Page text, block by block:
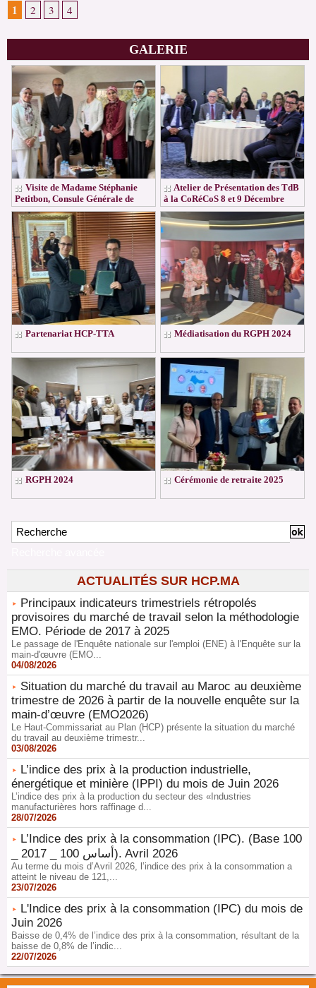
GALERIE
Visite de Madame Stéphanie
Petitbon, Consule Générale de
France à Tanger à la Direction
Régionale de TTA
Atelier de Présentation des TdB
à la CoRéCoS 8 et 9 Décembre
2026
Partenariat HCP-TTA Médiatisation du RGPH 2024
RGPH 2024 Cérémonie de retraite 2025
1 2 3 4
ACTUALITÉS SUR HCP.MA
Principaux indicateurs trimestriels rétropolés
provisoires du marché de travail selon la méthodologie
EMO. Période de 2017 à 2025
Le passage de l'Enquête nationale sur l'emploi (ENE) à l'Enquête sur la
main-d'œuvre (EMO...
04/08/2026
Situation du marché du travail au Maroc au deuxième
trimestre de 2026 à partir de la nouvelle enquête sur la
main-d’œuvre (EMO2026)
Le Haut-Commissariat au Plan (HCP) présente la situation du marché
du travail au deuxième trimestr...
03/08/2026
L’indice des prix à la production industrielle,
énergétique et minière (IPPI) du mois de Juin 2026
L’indice des prix à la production du secteur des «Industries
manufacturières hors raffinage d...
28/07/2026
L’Indice des prix à la consommation (IPC). (Base 100
_ 2017 _ 100 أساس). Avril 2026
Au terme du mois d’Avril 2026, l’indice des prix à la consommation a
atteint le niveau de 121,...
23/07/2026
L'Indice des prix à la consommation (IPC) du mois de
Juin 2026
Baisse de 0,4% de l’indice des prix à la consommation, résultant de la
baisse de 0,8% de l’indic...
22/07/2026